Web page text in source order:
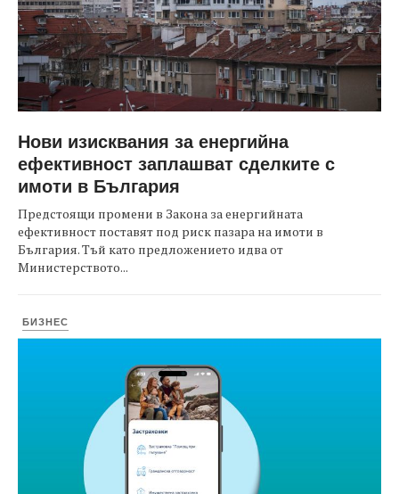
Нови изисквания за енергийна
ефективност заплашват сделките с
имоти в България
Предстоящи промени в Закона за енергийната
ефективност поставят под риск пазара на имоти в
България. Тъй като предложението идва от
Министерството...
БИЗНЕС